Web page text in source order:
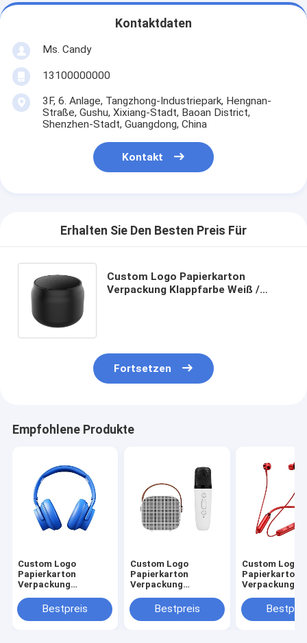
Kontaktdaten
Ms. Candy
13100000000
3F, 6. Anlage, Tangzhong-Industriepark, Hengnan-
Straße, Gushu, Xixiang-Stadt, Baoan District,
Shenzhen-Stadt, Guangdong, China
Kontakt
Erhalten Sie Den Besten Preis Für
Custom Logo Papierkarton
Verpackung Klappfarbe Weiß /
Fortsetzen
Empfohlene Produkte
Custom Logo
Papierkarton
Verpackung
Schwarz / Roségold
Luxus
Bestpreis
Custom Logo
Papierkarton
Verpackung
Schwarz / Roségold
Luxus
Bestpreis
Custom Logo
Papierkarton
Verpackung
Schwarz /
Luxus